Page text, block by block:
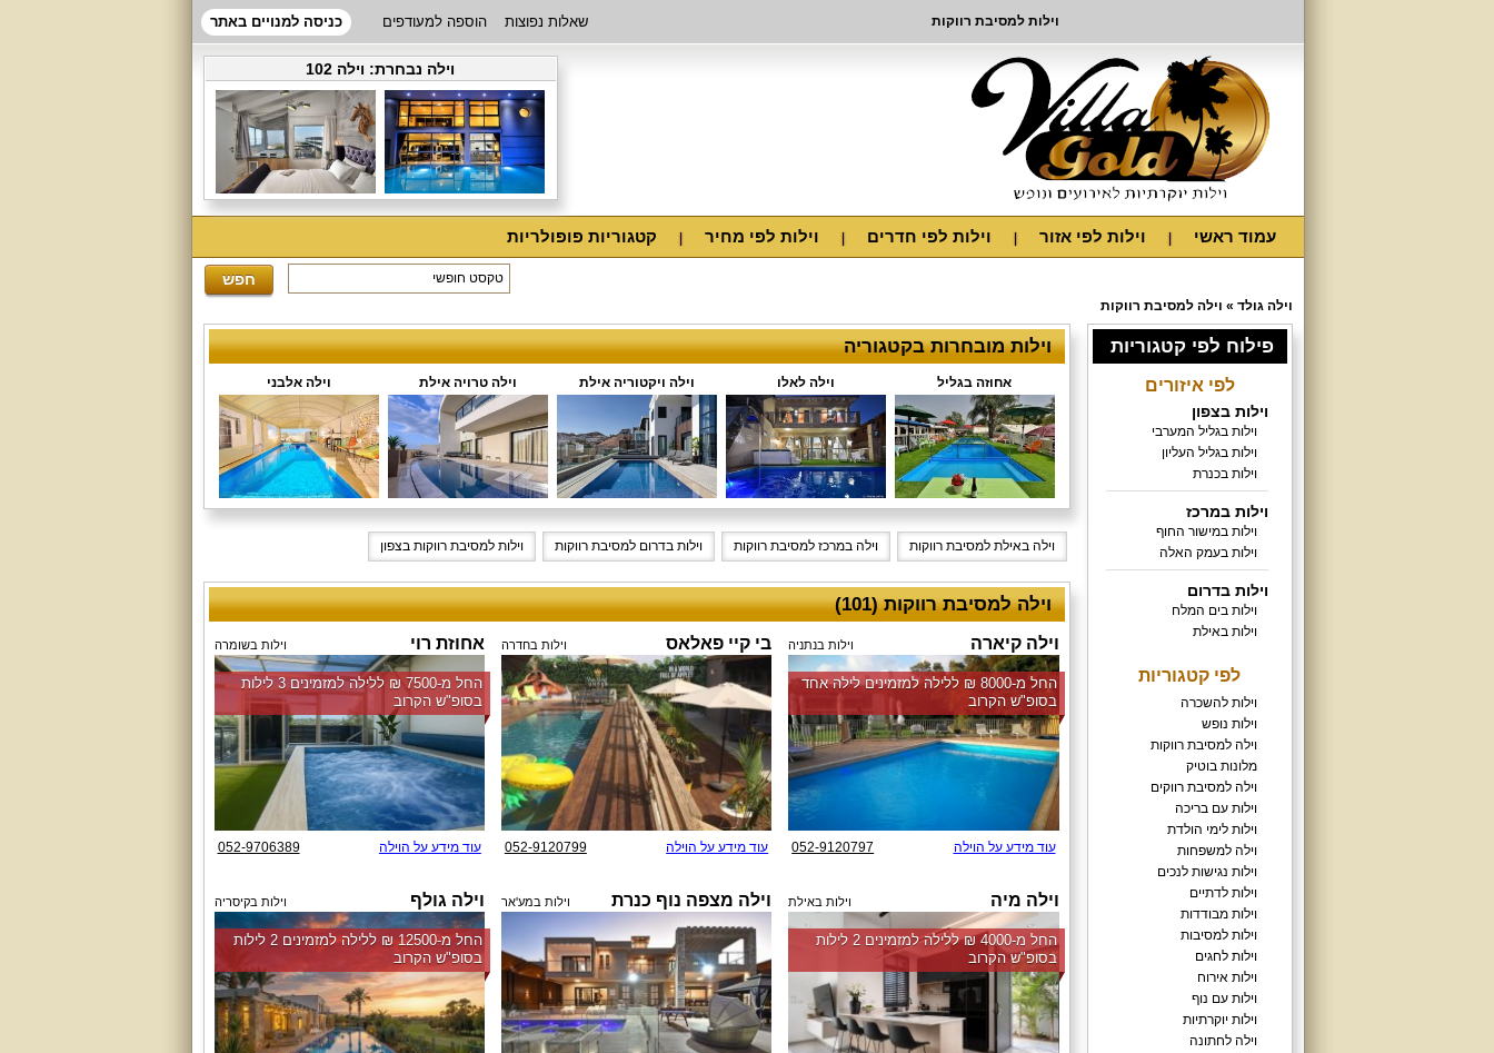
וילות למסיבת רווקות שאלות נפוצות הוספה למעודפים כניסה למנויים באתר
וילה נבחרת: וילה 102
עמוד ראשי וילות לפי אזור וילות לפי חדרים וילות לפי מחיר קטגוריות פופולריות
וילה גולד » וילה למסיבת רווקות
פילוח לפי קטגוריות
לפי איזורים
וילות בצפון
וילות בגליל המערבי
וילות בגליל העליון
וילות בכנרת
וילות במרכז
וילות במישור החוף
וילות בעמק האלה
וילות בדרום
וילות בים המלח
וילות באילת
לפי קטגוריות
וילות להשכרה
וילות נופש
וילה למסיבת רווקות
מלונות בוטיק
וילה למסיבת רווקים
וילות עם בריכה
וילות לימי הולדת
וילה למשפחות
וילות נגישות לנכים
וילות לדתיים
וילות מבודדות
וילות למסיבות
וילות לחגים
וילות אירוח
וילות עם נוף
וילות יוקרתיות
וילה לחתונה
וילות מובחרות בקטגוריה
אחוזה בגליל וילה לאלו וילה ויקטוריה אילת וילה טרויה אילת וילה אלבני
וילה באילת למסיבת רווקות וילה במרכז למסיבת רווקות וילות בדרום למסיבת רווקות וילות למסיבת רווקות בצפון
וילה למסיבת רווקות (101)
וילה קיארה וילות בנתניה
החל מ-‏8000 ₪ ללילה למזמינים לילה אחד
בסופ"ש הקרוב
עוד מידע על הוילה 052-9120797
בי קיי פאלאס וילות בחדרה
עוד מידע על הוילה 052-9120799
אחוזת רוי וילות בשומרה
החל מ-‏7500 ₪ ללילה למזמינים 3 לילות
בסופ"ש הקרוב
עוד מידע על הוילה 052-9706389
וילה מיה וילות באילת
החל מ-‏4000 ₪ ללילה למזמינים 2 לילות
בסופ"ש הקרוב
וילה מצפה נוף כנרת וילות במע'אר וילה גולף וילות בקיסריה
החל מ-‏12500 ₪ ללילה למזמינים 2 לילות
בסופ"ש הקרוב